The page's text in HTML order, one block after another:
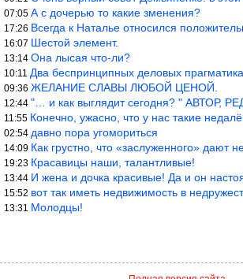
07:05 А с дочерью то какие зменения?
17:26 Всегда к Наталье относился положительно…
16:07 Шестой элемент.
13:14 Она лысая что-ли?
10:11 Два беспринципных деловых прагматика нашли
09:36 ЖЕЛАНИЕ СЛАВЫ ЛЮБОЙ ЦЕНОЙ.
12:44 "… и как выглядит сегодня? " АВТОР,
11:55 Конечно, ужасно, что у нас такие недалёкие
02:54 давно пора угомориться
14:09 Как грустно, что «заслуженного» дают не
19:23 Красавицы наши, талантливые!
13:44 И жена и дочка красивые! Да и он
15:52 вот так иметь недвижимость в
13:31 Молодцы!